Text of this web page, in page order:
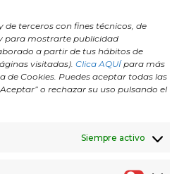
de terceros con fines técnicos, de
para mostrarte publicidad
a partir de tus hábitos de
visitadas). Clica AQUÍpara más
de Cookies. Puedes aceptar todas las
o rechazar su uso pulsando el
Siempre activo
de
Nos enseña que
fijo, sino un diálogo
fuerza y la flexibilidad, entre
en Vrksasana, hazlo no